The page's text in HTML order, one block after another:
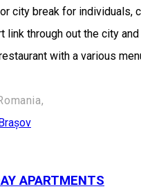
city break for individuals,
link through out the city
with a various
APARTMENTS